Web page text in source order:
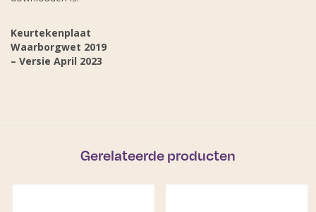
Keurtekenplaat
Waarborgwet 2019
– Versie April 2023
Gerelateerde producten